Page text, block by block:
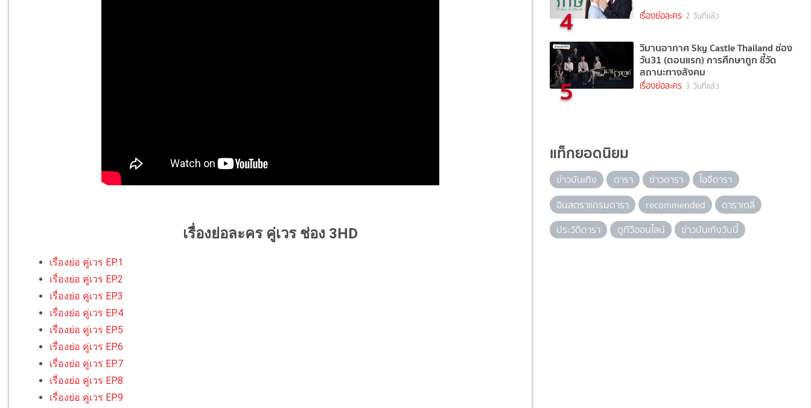
เรื่องย่อละคร คู่เวร ช่อง 3HD
เรื่องย่อ คู่เวร EP.1
เรื่องย่อ คู่เวร EP.2
เรื่องย่อ คู่เวร EP.3
เรื่องย่อ คู่เวร EP.4
เรื่องย่อ คู่เวร EP.5
เรื่องย่อ คู่เวร EP.6
เรื่องย่อ คู่เวร EP.7
เรื่องย่อ คู่เวร EP.8
เรื่องย่อ คู่เวร EP.9
4 เรื่องย่อละคร 2 วันที่แล้ว
5
วิมานอากาศ Sky Castle Thailand ช่อง
วัน31 (ตอนแรก) การศึกษาถูก ชี้วัด
สถานะทางสังคม
เรื่องย่อละคร 3 วันที่แล้ว
แท็กยอดนิยม
ข่าวบันเทิง ดารา ข่าวดารา
ไอจีดารา
อินสตราแกรมดารา
recommended
ดาราเดลี่
ประวัติดารา
ดูทีวีออนไลน์ ข่าวบันเทิงวันนี้